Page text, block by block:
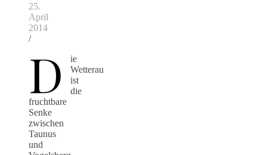
25.
April
2014
/
D
ie
Wetterau
ist
die
fruchtbare
Senke
zwischen
Taunus
und